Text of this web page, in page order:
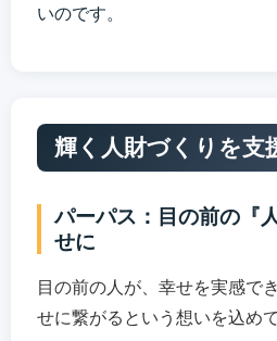
いのです。
輝く人財づくりを支
パーパス：目の前の『
せに
目の前の人が、幸せを実感で
せに繋がるという想いを込め